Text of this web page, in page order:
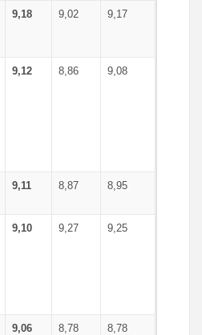
9,18 9,02 9,17
9,12 8,86 9,08
9,11 8,87 8,95
9,10 9,27 9,25
9,06 8,78 8,78